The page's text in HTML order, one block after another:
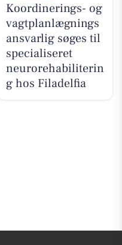
Koordinerings- og
vagtplanlægnings
ansvarlig søges til
specialiseret
neurorehabiliterin
g hos Filadelfia